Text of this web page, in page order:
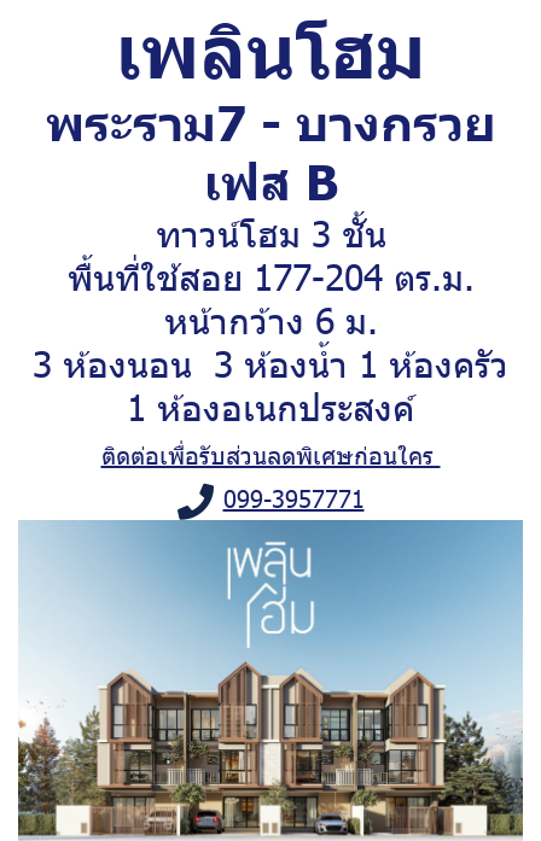
เพลินโฮม
พระราม7 - บางกรวย
เฟส B
ทาวน์โฮม 3 ชั้น
พื้นที่ใช้สอย 177-204 ตร.ม.
หน้ากว้าง 6 ม.
3 ห้องนอน 3 ห้องน้ำ 1 ห้องครัว
1 ห้องอเนกประสงค์
ติดต่อเพื่อรับส่วนลดพิเศษก่อนใคร
099-3957771